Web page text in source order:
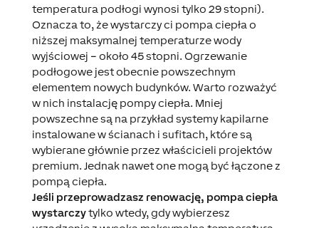
temperatura podłogi wynosi tylko 29 stopni).
Oznacza to, że wystarczy ci pompa ciepła o
niższej maksymalnej temperaturze wody
wyjściowej – około 45 stopni. Ogrzewanie
podłogowe jest obecnie powszechnym
elementem nowych budynków. Warto rozważyć
w nich instalację pompy ciepła. Mniej
powszechne są na przykład systemy kapilarne
instalowane w ścianach i sufitach, które są
wybierane głównie przez właścicieli projektów
premium. Jednak nawet one mogą być łączone z
pompą ciepła.
Jeśli przeprowadzasz renowację, pompa ciepła
wystarczytylko wtedy, gdy wybierzesz